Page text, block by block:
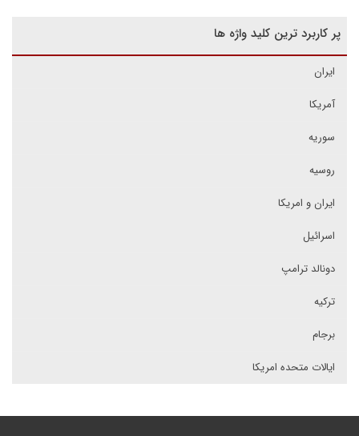
پر کاربرد ترین کلید واژه ها
ایران
آمریکا
سوریه
روسیه
ایران و امریکا
اسرائیل
دونالد ترامپ
ترکیه
برجام
ایالات متحده امریکا